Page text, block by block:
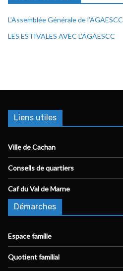
L’Assemblée Générale de l’AGAESCC
LES ESTIVALES AVEC L’AGAESCC
Liens utiles
Ville de Cachan
Conseils de quartiers
Caf du Val de Marne
Démarches
Espace famille
Quotient familial